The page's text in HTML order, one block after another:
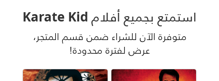
استمتع بجميع أفلام Karate Kid
متوفرة الآن للشراء ضمن قسم المتجر،
عرض لفترة محدودة!